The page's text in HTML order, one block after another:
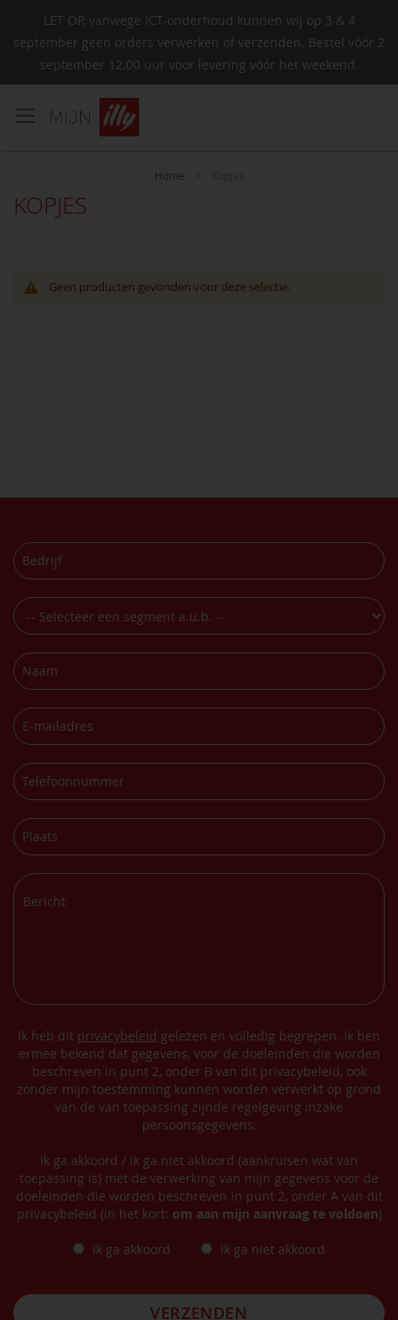
LET OP, vanwege ICT-onderhoud kunnen wij op 3 & 4
september geen orders verwerken of verzenden. Bestel vóór 2
september 12.00 uur voor levering vóór het weekend.
Home
KOPJES
Geen producten gevonden voor deze selectie.
Ik heb dit privacybeleid gelezen en volledig begrepen. Ik ben
ermee bekend dat gegevens, voor de doeleinden die worden
beschreven in punt 2, onder B van dit privacybeleid, ook
zonder mijn toestemming kunnen worden verwerkt op grond
van de van toepassing zijnde regelgeving inzake
persoonsgegevens.
Ik ga akkoord / Ik ga niet akkoord (aankruisen wat van
toepassing is) met de verwerking van mijn gegevens voor de
doeleinden die worden beschreven in punt 2, onder A van dit
privacybeleid (in het kort: om aan mijn aanvraag te voldoen)
Ik ga akkoord Ik ga niet akkoord
VERZENDEN